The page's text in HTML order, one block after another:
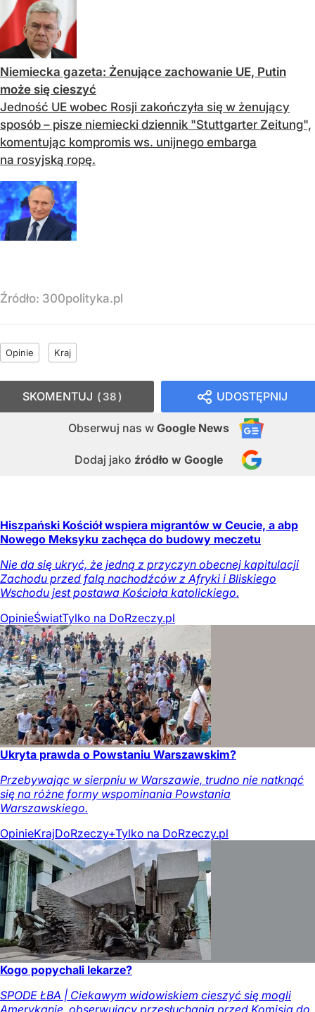
Niemiecka gazeta: Żenujące zachowanie UE, Putin
może się cieszyć
Jedność UE wobec Rosji zakończyła się w żenujący
sposób – pisze niemiecki dziennik "Stuttgarter Zeitung",
komentując kompromis ws. unijnego embarga
na rosyjską ropę.
Źródło: 300polityka.pl
Opinie Kraj
UDOSTĘPNIJ
Obserwuj nas w Google News
Dodaj jako źródło w Google
SKOMENTUJ 38
Hiszpański Kościół wspiera migrantów w Ceucie, a abp
Nowego Meksyku zachęca do budowy meczetu
Nie da się ukryć, że jedną z przyczyn obecnej kapitulacji
Zachodu przed falą nachodźców z Afryki i Bliskiego
Wschodu jest postawa Kościoła katolickiego.
OpinieŚwiatTylko na DoRzeczy.pl
Ukryta prawda o Powstaniu Warszawskim?
Przebywając w sierpniu w Warszawie, trudno nie natknąć
się na różne formy wspominania Powstania
Warszawskiego.
OpinieKrajDoRzeczy+Tylko na DoRzeczy.pl
Kogo popychali lekarze?
SPODE ŁBA | Ciekawym widowiskiem cieszyć się mogli
Amerykanie, obserwujący przesłuchania przed Komisją do